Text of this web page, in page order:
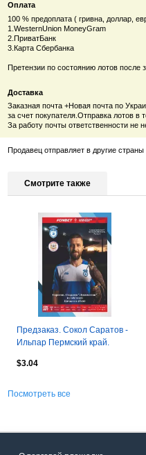
Оплата
100 % предоплата ( гривна, доллар,
1.WesternUnion MoneyGram
2.ПриватБанк
3.Карта Сбербанка
Претензии по состоянию лотов
Доставка
Заказная почта +Новая почта по
за счет покупателя.Отправка лотов в
За работу почты ответственности не
Продавец отправляет в другие страны
Смотрите также
Предзаказ. Сокол Саратов -
Ильпар Пермский край.
$3.04
Посмотреть все